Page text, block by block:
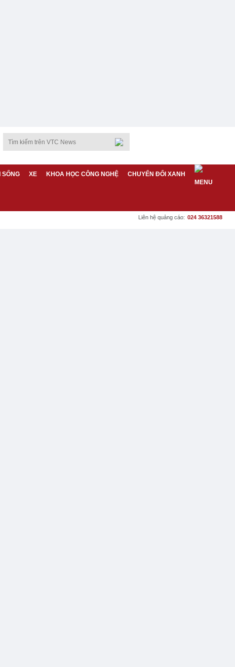
XE KHOA HỌC CÔNG NGHỆ CHUYỂN ĐỔI XANH
Liên hệ quảng cáo: 024 36321588